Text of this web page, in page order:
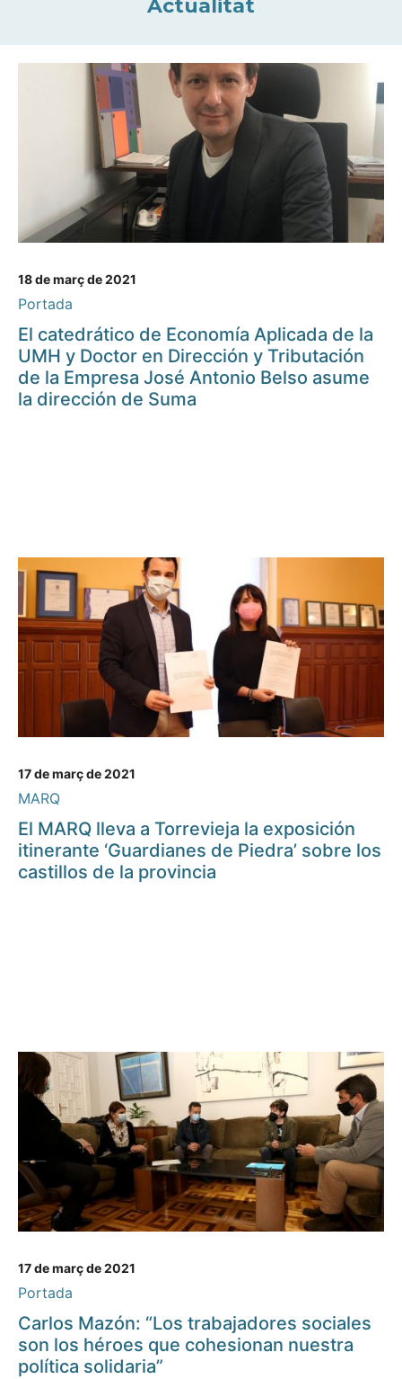
Actualitat
18 de març de 2021
Portada
El catedrático de Economía Aplicada de la
UMH y Doctor en Dirección y Tributación
de la Empresa José Antonio Belso asume
la dirección de Suma
17 de març de 2021
MARQ
El MARQ lleva a Torrevieja la exposición
itinerante ‘Guardianes de Piedra’ sobre los
castillos de la provincia
17 de març de 2021
Portada
Carlos Mazón: “Los trabajadores sociales
son los héroes que cohesionan nuestra
política solidaria”